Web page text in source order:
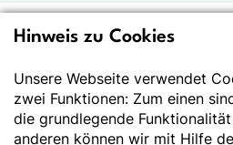
für Ernährung e.V.
Der Wissenschaft verpflichtet - Ihre Partnerin
Essen und Trinken
Hinweis zu Cookies
Unsere Webseite verwendet
zwei Funktionen: Zum einen
die grundlegende
anderen können wir mit Hilfe